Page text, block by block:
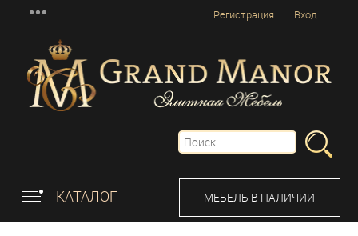
Вход
Регистрация
КАТАЛОГ МЕБЕЛЬ В НАЛИЧИИ